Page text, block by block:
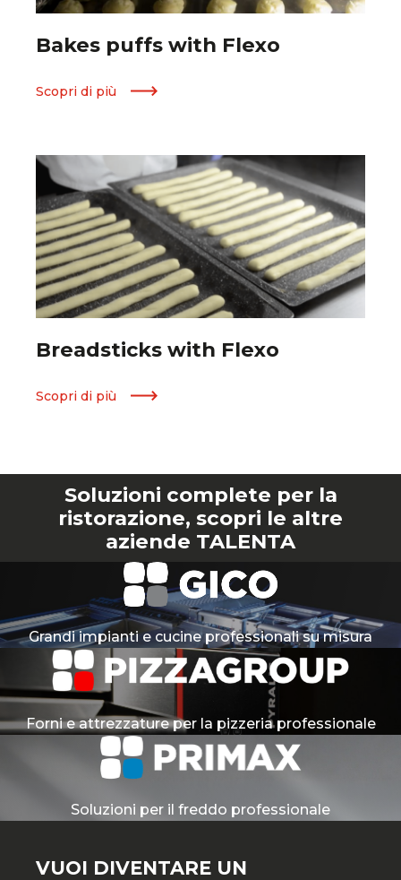
Bakes puffs with Flexo
Scopri di più
Breadsticks with Flexo
Scopri di più
Soluzioni complete per la
ristorazione, scopri le altre
aziende TALENTA
Grandi impianti e cucine professionali su misura
Forni e attrezzature per la pizzeria professionale
Soluzioni per il freddo professionale
VUOI DIVENTARE UN